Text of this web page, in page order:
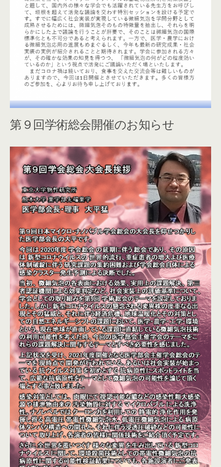
第９回学術総会開催のお知らせ